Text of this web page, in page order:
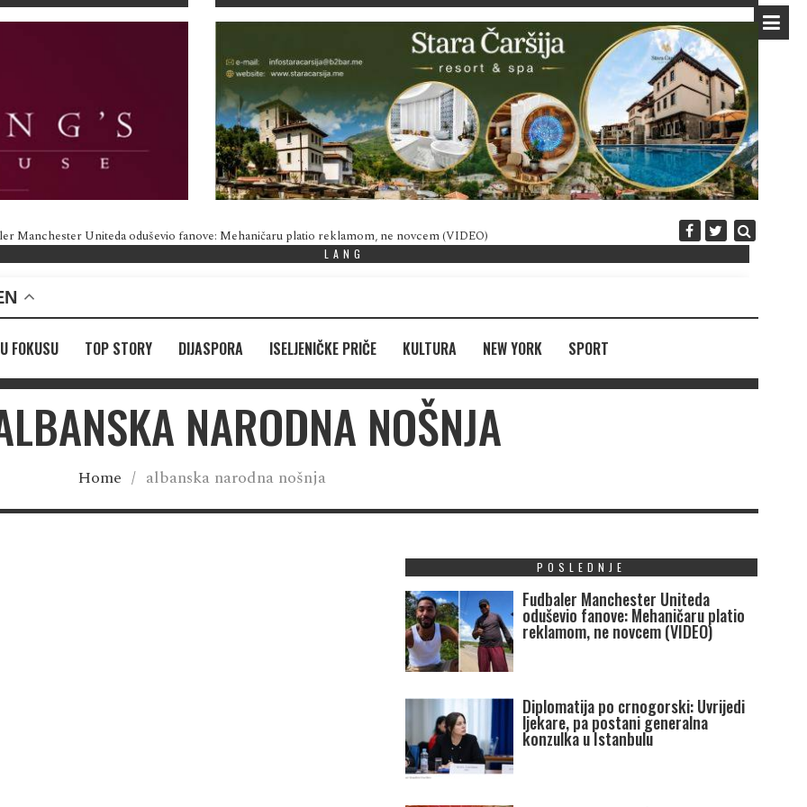
Manchester Uniteda oduševio fanove: Mehaničaru platio reklamom, ne novcem (VIDEO) Diplomatija po
LANG
U FOKUSU TOP STORY DIJASPORA ISELJENIČKE PRIČE KULTURA NEW YORK SPORT
NARODNA NOŠNJA
Home / albanska narodna nošnja
POSLEDNJE
Fudbaler Manchester Uniteda
oduševio fanove: Mehaničaru platio
reklamom, ne novcem (VIDEO)
Diplomatija po crnogorski: Uvrijedi
ljekare, pa postani generalna
konzulka u Istanbulu